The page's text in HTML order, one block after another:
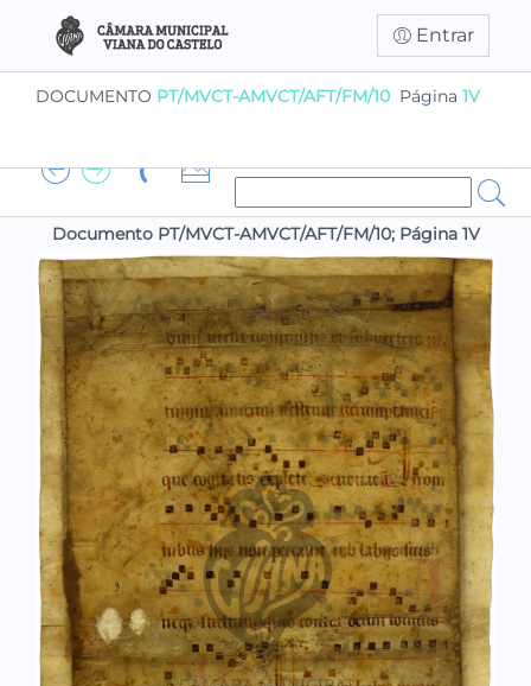
Entrar
DOCUMENTO PT/MVCT-AMVCT/AFT/FM/10 Página 1V
Documento PT/MVCT-AMVCT/AFT/FM/10; Página 1V